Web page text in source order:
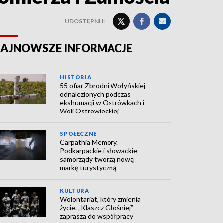
UDOSTĘPNIJ:
INFORMACJE
HISTORIA
55 ofiar Zbrodni Wołyńskiej
odnalezionych podczas
ekshumacji w Ostrówkach i
Woli Ostrowieckiej
SPOŁECZNE
Carpathia Memory.
Podkarpackie i słowackie
samorządy tworzą nową
markę turystyczną
KULTURA
Wolontariat, który zmienia
życie. „Klaszcz Głośniej”
zaprasza do współpracy